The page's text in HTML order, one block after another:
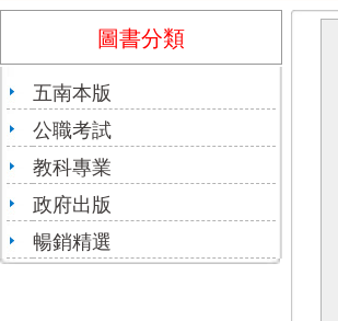
圖書分類
五南本版
公職考試
教科專業
政府出版
暢銷精選